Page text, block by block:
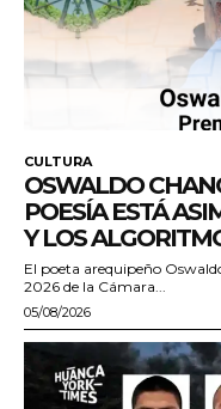
CULTURA
OSWALDO
POESÍA ESTÁ
Y LOS
El poeta arequipeño
2026 de la Cámara...
05/08/2026